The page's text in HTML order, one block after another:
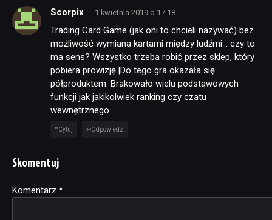
Scorpix 1 kwietnia 2019 o 17:18
Trading Card Game (jak oni to chcieli nazywać) bez
możliwość wymiana kartami między ludźmi… czy to
ma sens? Wszystko trzeba robić przez sklep, który
pobiera prowizję.|Do tego gra okazała się
półproduktem. Brakowało wielu podstawowych
funkcji jak jakikolwiek ranking czy czatu
wewnętrznego.
Cytuj Odpowiedz
Skomentuj
Komentarz *
Alternative: